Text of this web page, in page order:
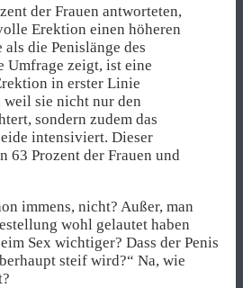
der Frauen antworteten,
Erektion einen höheren
als die Penislänge des
Umfrage zeigt, ist eine
in erster Linie
sie nicht nur den
sondern zudem das
intensiviert. Dieser
63 Prozent der Frauen und
immens, nicht? Außer, man
wohl gelautet haben
Sex wichtiger? Dass der Penis
steif wird?“ Na, wie